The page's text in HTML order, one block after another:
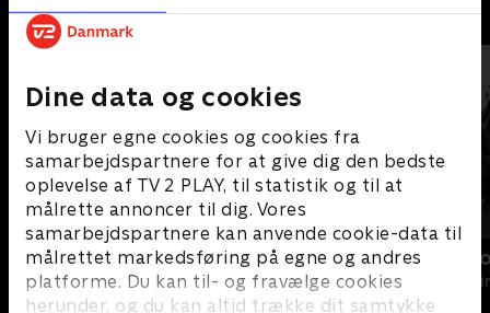
Dine data og cookies
Vi bruger egne cookies og cookies fra
samarbejdspartnere for at give dig den bedste
oplevelse af TV 2 PLAY, til statistik og til at
målrette annoncer til dig. Vores
samarbejdspartnere kan anvende cookie-data til
målrettet markedsføring på egne og andres
platforme. Du kan til- og fravælge cookies
herunder, og du kan altid trække dit samtykke
Andre så også
Mord på Mallorca
Krimi & Spænding • 2 sæsoner
Kostbare
Krimi &